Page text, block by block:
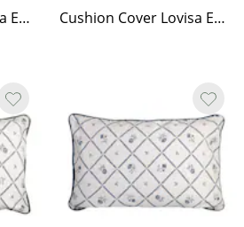
Cushion Cover Lovisa Embroidered Green/White Cushion Cover Lovisa Embroidered Blue/White